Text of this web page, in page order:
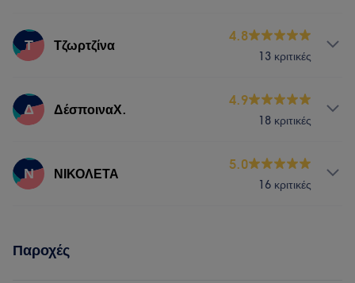
Υπηρεσίες
Τ Τζωρτζίνα
4.8
13 κριτικές
Υπηρεσίες
Δ ΔέσποιναΧ.
4.9
18 κριτικές
Υπηρεσίες
Ν ΝΙΚΟΛΕΤΑ
5.0
16 κριτικές
Νύχια
Παροχές